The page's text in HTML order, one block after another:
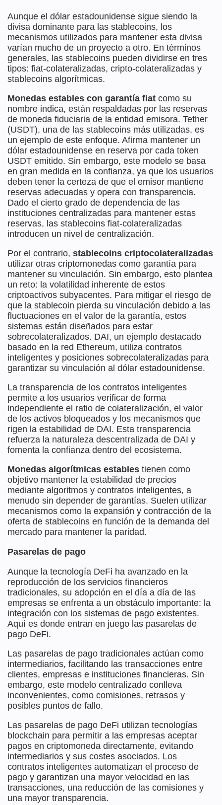
Aunque el dólar estadounidense sigue siendo la
divisa dominante para las stablecoins, los
mecanismos utilizados para mantener esta divisa
varían mucho de un proyecto a otro. En términos
generales, las stablecoins pueden dividirse en tres
tipos: fiat-colateralizadas, cripto-colateralizadas y
stablecoins algorítmicas.
Monedas estables con garantía fiat como su
nombre indica, están respaldadas por las reservas
de moneda fiduciaria de la entidad emisora. Tether
(USDT), una de las stablecoins más utilizadas, es
un ejemplo de este enfoque. Afirma mantener un
dólar estadounidense en reserva por cada token
USDT emitido. Sin embargo, este modelo se basa
en gran medida en la confianza, ya que los usuarios
deben tener la certeza de que el emisor mantiene
reservas adecuadas y opera con transparencia.
Dado el cierto grado de dependencia de las
instituciones centralizadas para mantener estas
reservas, las stablecoins fiat-colateralizadas
introducen un nivel de centralización.
Por el contrario, stablecoins criptocolateralizadas
utilizar otras criptomonedas como garantía para
mantener su vinculación. Sin embargo, esto plantea
un reto: la volatilidad inherente de estos
criptoactivos subyacentes. Para mitigar el riesgo de
que la stablecoin pierda su vinculación debido a las
fluctuaciones en el valor de la garantía, estos
sistemas están diseñados para estar
sobrecolateralizados. DAI, un ejemplo destacado
basado en la red Ethereum, utiliza contratos
inteligentes y posiciones sobrecolateralizadas para
garantizar su vinculación al dólar estadounidense.
La transparencia de los contratos inteligentes
permite a los usuarios verificar de forma
independiente el ratio de colateralización, el valor
de los activos bloqueados y los mecanismos que
rigen la estabilidad de DAI. Esta transparencia
refuerza la naturaleza descentralizada de DAI y
fomenta la confianza dentro del ecosistema.
Monedas algorítmicas estables tienen como
objetivo mantener la estabilidad de precios
mediante algoritmos y contratos inteligentes, a
menudo sin depender de garantías. Suelen utilizar
mecanismos como la expansión y contracción de la
oferta de stablecoins en función de la demanda del
mercado para mantener la paridad.
Pasarelas de pago
Aunque la tecnología DeFi ha avanzado en la
reproducción de los servicios financieros
tradicionales, su adopción en el día a día de las
empresas se enfrenta a un obstáculo importante: la
integración con los sistemas de pago existentes.
Aquí es donde entran en juego las pasarelas de
pago DeFi.
Las pasarelas de pago tradicionales actúan como
intermediarios, facilitando las transacciones entre
clientes, empresas e instituciones financieras. Sin
embargo, este modelo centralizado conlleva
inconvenientes, como comisiones, retrasos y
posibles puntos de fallo.
Las pasarelas de pago DeFi utilizan tecnologías
blockchain para permitir a las empresas aceptar
pagos en criptomoneda directamente, evitando
intermediarios y sus costes asociados. Los
contratos inteligentes automatizan el proceso de
pago y garantizan una mayor velocidad en las
transacciones, una reducción de las comisiones y
una mayor transparencia.